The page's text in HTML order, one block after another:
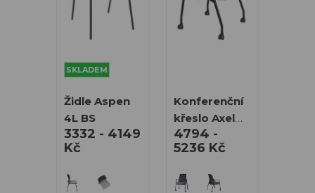
SKLADEM
Židle Aspen
4L BS
3332 - 4149
Kč
Konferenční
křeslo Axel
4L Roll Black
4794 -
5236 Kč